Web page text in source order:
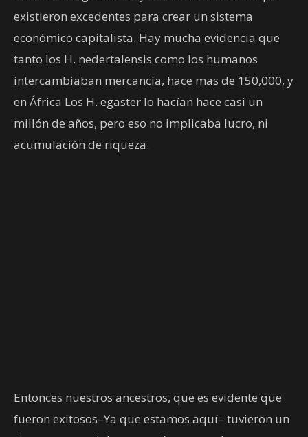
existieron excedentes para crear un sistema
económico capitalista. Hay mucha evidencia que
tanto los H. nedertalensis como los humanos
intercambiaban mercancía, hace mas de 150,000, y
en África Los H. egaster lo hacían hace casi un
millón de años, pero eso no implicaba lucro, ni
acumulación de riqueza.
Entonces nuestros ancestros, que es evidente que
fueron exitosos–Ya que estamos aquí– tuvieron un